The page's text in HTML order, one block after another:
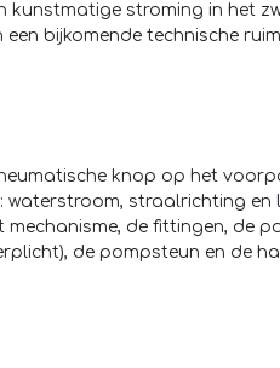
kunstmatige stroming in het
bijkomende technische
knop op het
waterstroom, straalrichting
de fittingen, de
de pompsteun en de